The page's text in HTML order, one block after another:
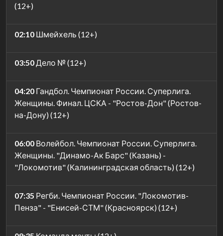
(12+)
02:10 Шмейхель (12+)
03:50Дело № (12+)
04:20 Гандбол. Чемпионат России. Суперлига.
Женщины. Финал. ЦСКА - "Ростов-Дон" (Ростов-
на-Дону) (12+)
06:00 Волейбол. Чемпионат России. Суперлига.
Женщины. "Динамо-Ак Барс" (Казань) -
"Локомотив" (Калининградская область) (12+)
07:35 Регби. Чемпионат России. "Локомотив-
Пенза" - "Енисей-СТМ" (Красноярск) (12+)